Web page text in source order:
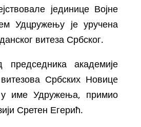
јединице Војне
Удцружењу је уручена
витеза Србског.
председника академије
Србских Новицe
у име Удружења, примио
Сретен Егерић.